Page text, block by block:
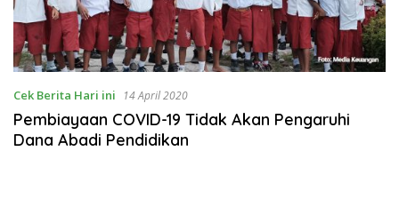
Cek Berita Hari ini 14 April 2020
Pembiayaan COVID-19 Tidak Akan Pengaruhi
Dana Abadi Pendidikan